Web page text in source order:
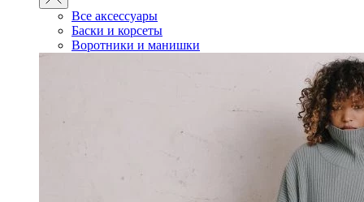
Все аксессуары
Баски и корсеты
Воротники и манишки